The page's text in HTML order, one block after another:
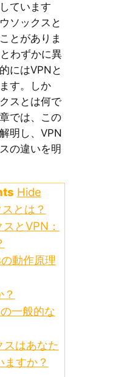
ています
ソックスと
とがありま
わずかに異
にはVPNと
す。しか
スとは何で
では、この
明し、VPN
の違いを明
Hide
とは？
とVPN：
動作原理
一般的な
スはあなた
すか？